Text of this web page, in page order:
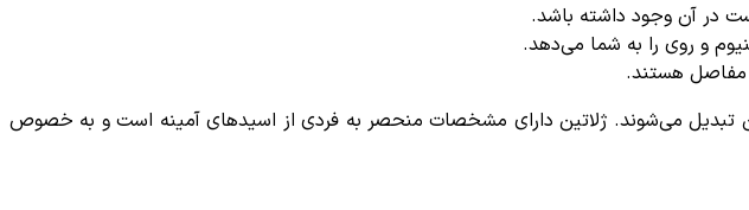
در آن وجود داشته باشد.
مفاصل هستند.
تبدیل می‌شوند. ژلاتین دارای مشخصات منحصر به فردی از اسیدهای آمینه است و به خصوص